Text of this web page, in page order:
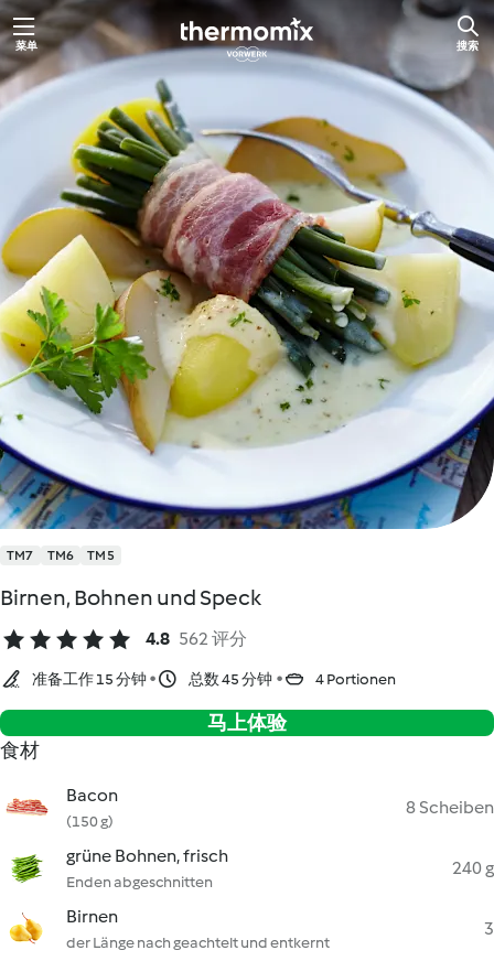
跳
至
内
容
菜单 搜索
TM7 TM6 TM5
Birnen, Bohnen und Speck
4.8 562 评分
准备工作 15 分钟 总数 45 分钟 4 Portionen
马上体验
食材
Bacon
(150 g)
8 Scheiben
grüne Bohnen, frisch
Enden abgeschnitten
240 g
Birnen
der Länge nach geachtelt und entkernt
3